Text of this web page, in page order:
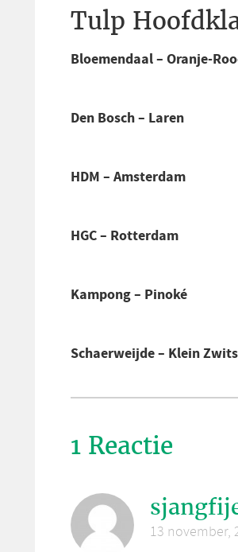
Tulp
Bloemendaal – Oranje-
Den Bosch – Laren
HDM – Amsterdam
HGC – Rotterdam
Kampong – Pinoké
Schaerweijde – Klein
1 Reactie
13 november,